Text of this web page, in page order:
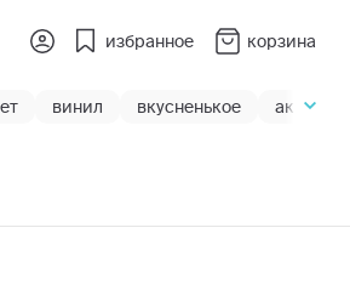
избранное корзина
винил вкусненькое акции